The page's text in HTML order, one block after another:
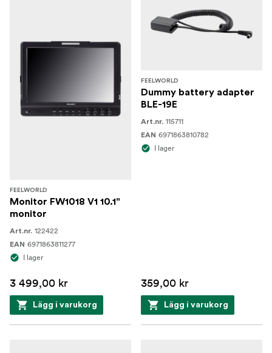
FEELWORLD
Monitor FW1018 V1 10.1"
monitor
Art.nr. 122422
EAN 6971863811277
I lager
3 499,00 kr
Lägg i varukorg
FEELWORLD
Dummy battery adapter
BLE-19E
Art.nr. 115711
EAN 6971863810782
I lager
359,00 kr
Lägg i varukorg